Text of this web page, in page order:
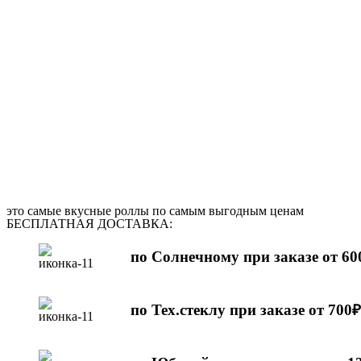
это самые вкусные роллы по самым выгодным ценам
БЕСПЛАТНАЯ ДОСТАВКА:
по Солнечному при заказе от
по Тех.стеклу при заказе от 700₽